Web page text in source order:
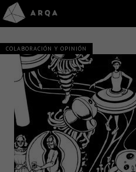
COLABORACIÓN Y OPINIÓN